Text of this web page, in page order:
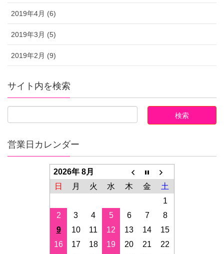
2019年4月 (6)
2019年3月 (5)
2019年2月 (9)
サイト内を検索
営業日カレンダー
2026年 8月
日
月 火 水 木 金
土
1
2
3 4 5 6 7
8
9
10 11 12 13 14
15
16
17 18 19 20 21
22